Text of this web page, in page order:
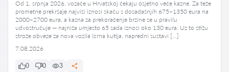
Od 1. srpnja 2026. vozače u Hrvatskoj čekaju osjetno veće kazne. Za teže
prometne prekršaje najviši iznosi skaču s dosadašnjih 675–1350 eura na
2000–2700 eura, a kazna za prekoračenje brzine se u pravilu
udvostručuje — najniža umjesto 65 sada iznosi oko 130 eura. Uz to stižu
strože obveze za nova vozila (crna kutija, napredni sustavi […]
7.08.2026
0 0 3